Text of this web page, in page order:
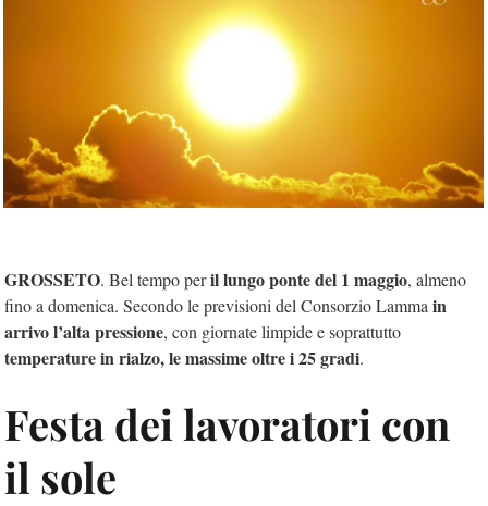
GROSSETO. Bel tempo perillungo ponte del 1 maggio, almeno
fino a domenica. Secondo le previsioni del Consorzio Lamma in
arrivo l’alta pressione, con giornate limpide e soprattutto
temperature in rialzo, le massime oltre i 25 gradi.
Festa dei lavoratori con
il sole